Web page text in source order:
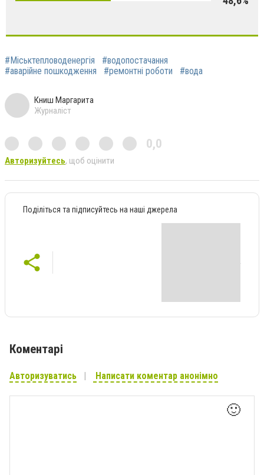
#Міськтепловоденергія
#водопостачання
#аварійне пошкодження
#ремонтні роботи #вода
Книш Маргарита
Журналіст
0,0
Авторизуйтесь, щоб оцінити
Поділіться та підписуйтесь на наші джерела
Коментарі
Авторизуватись Написати коментар анонімно
🙂